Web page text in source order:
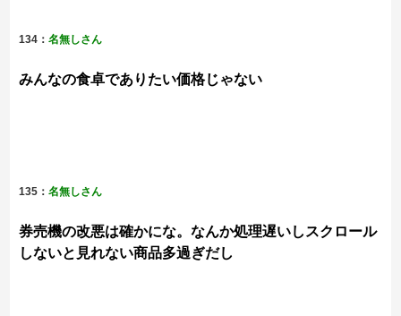
134：名無しさん
みんなの食卓でありたい価格じゃない
135：名無しさん
券売機の改悪は確かにな。なんか処理遅いしスクロール
しないと見れない商品多過ぎだし